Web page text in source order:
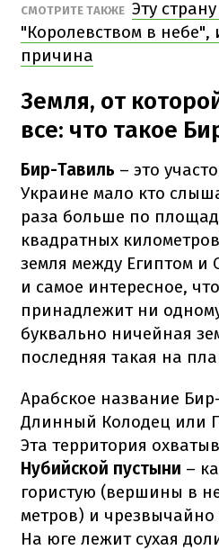
СМОТРИТЕ ТАКЖЕ Эту
"Королевством в небе",
причина
Земля, от
все: что такое
Бир-Тавиль – это
Украине мало кто
раза больше по
квадратных
земля между Египтом и
и самое интересное,
принадлежит ни
буквально ничейная
последняя такая на
Арабское название
Длинный Колодец или
Эта территория
Нубийской пустыни –
гористую (вершины в
метров) и чрезвычайно
На юге лежит сухая